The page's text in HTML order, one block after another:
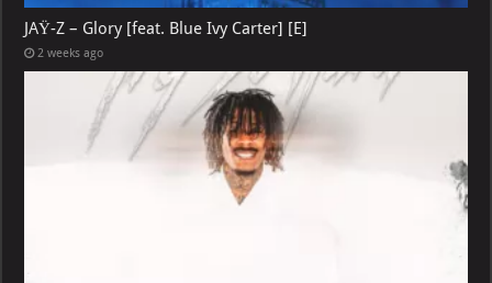
JAŸ-Z – Glory [feat. Blue Ivy Carter] [E]
2 weeks ago